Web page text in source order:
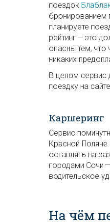
поездок
бронированием
планируете
рейтинг — это
опасны тем, что
никаких
В целом сервис
поездку на
Каршеринг
Сервис
Красной
оставлять на
городами Сочи
водительское
На чём